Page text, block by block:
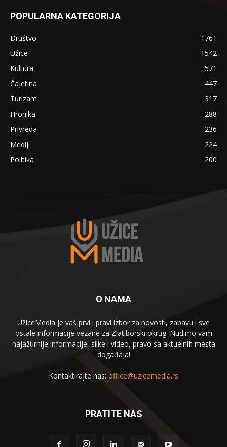
POPULARNA KATEGORIJA
Društvo
1761
Užice
1542
Kultura
571
Čajetina
447
Turizam
317
Hronika
288
Privreda
236
Mediji
224
Politika
200
O NAMA
UžiceMedia je vaš prvi i pravi izbor za novosti, zabavu i sve
ostale informacije vezane za Zlatiborski okrug. Nudimo vam
najažurnije informacije, slike i video, pravo sa aktuelnih mesta
događaja!
Kontaktirajte nas: office@uzicemedia.rs
PRATITE NAS